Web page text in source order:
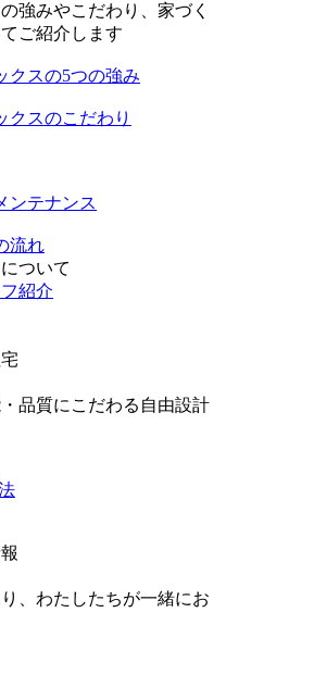
強みやこだわり、家づく
ご紹介します
クスの5つの強み
クスのこだわり
ンテナンス
流れ
ついて
紹介
品質にこだわる自由設計
、わたしたちが一緒にお